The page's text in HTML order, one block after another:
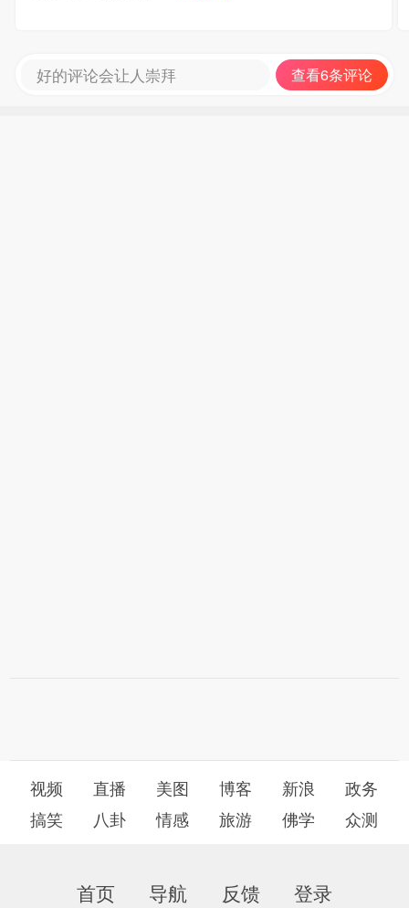
好的评论会让人崇拜 查看6条评论
视频 直播 美图 博客 新浪
政务
搞笑
八卦 情感 旅游 佛学 众测
首页 导航 反馈 登录